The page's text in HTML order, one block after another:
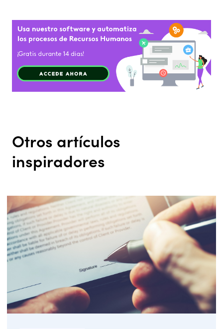
Otros artículos
inspiradores